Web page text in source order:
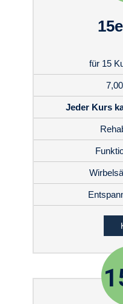
für 15
Jeder Kurs